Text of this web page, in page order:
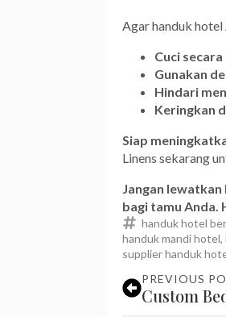
Agar handuk
Cuci
Gunakan
Hindari
Keringkan
Siap
Linens sekarang
Jangan
bagi tamu Anda.
handuk hotel
handuk mandi hotel
supplier handuk
PREVIOUS
Custom